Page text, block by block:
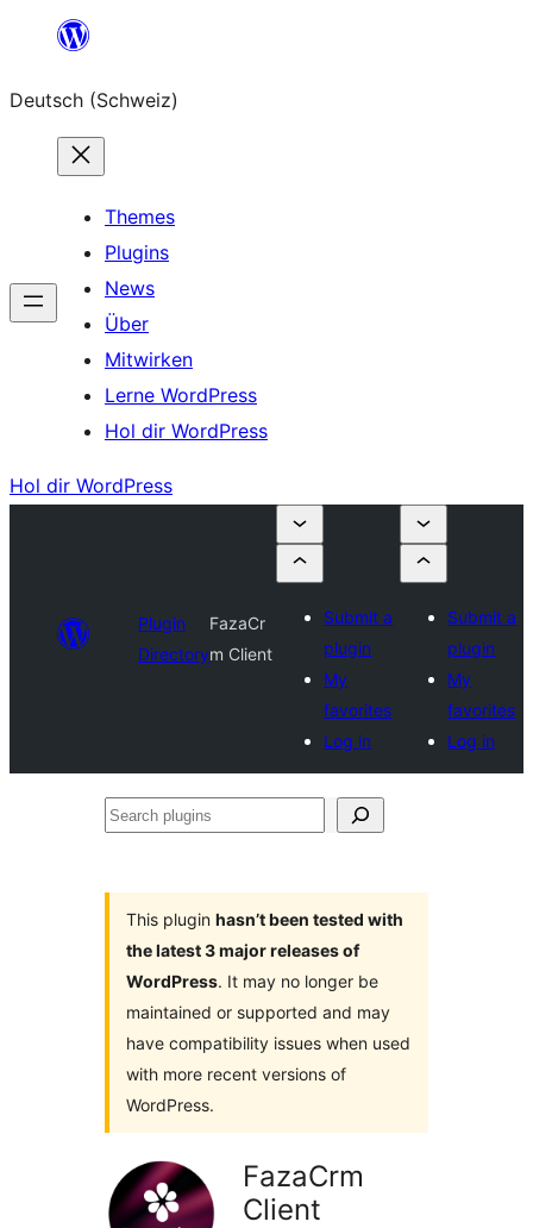
springen
Deutsch (Schweiz)
Themes
Plugins
News
Über
Mitwirken
Lerne WordPress
Hol dir WordPress
Hol dir WordPress
Plugin
Directory
FazaCr
m Client
Submit a
plugin
My
favorites
Log in
Submit a
plugin
My
favorites
Log in
Search
This plugin hasn’t been tested with
the latest 3 major releases of
WordPress. It may no longer be
maintained or supported and may
have compatibility issues when used
with more recent versions of
WordPress.
FazaCrm
Client